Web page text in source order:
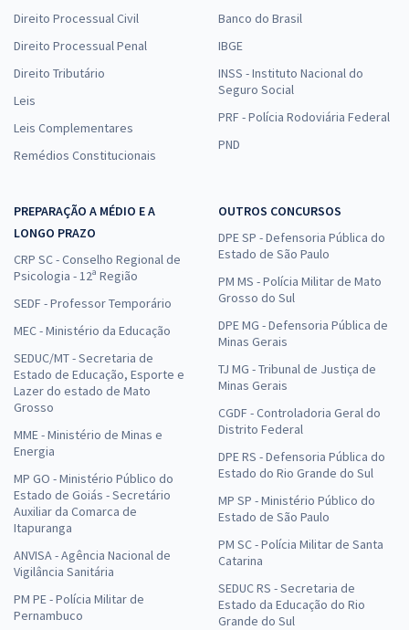
Direito Processual Civil
Direito Processual Penal
Direito Tributário
Leis
Leis Complementares
Remédios Constitucionais
Banco do Brasil
IBGE
INSS - Instituto Nacional do
Seguro Social
PRF - Polícia Rodoviária Federal
PND
PREPARAÇÃO A MÉDIO E A
LONGO PRAZO
CRP SC - Conselho Regional de
Psicologia - 12ª Região
SEDF - Professor Temporário
MEC - Ministério da Educação
SEDUC/MT - Secretaria de
Estado de Educação, Esporte e
Lazer do estado de Mato
Grosso
MME - Ministério de Minas e
Energia
MP GO - Ministério Público do
Estado de Goiás - Secretário
Auxiliar da Comarca de
Itapuranga
ANVISA - Agência Nacional de
Vigilância Sanitária
PM PE - Polícia Militar de
Pernambuco
OUTROS CONCURSOS
DPE SP - Defensoria Pública do
Estado de São Paulo
PM MS - Polícia Militar de Mato
Grosso do Sul
DPE MG - Defensoria Pública de
Minas Gerais
TJ MG - Tribunal de Justiça de
Minas Gerais
CGDF - Controladoria Geral do
Distrito Federal
DPE RS - Defensoria Pública do
Estado do Rio Grande do Sul
MP SP - Ministério Público do
Estado de São Paulo
PM SC - Polícia Militar de Santa
Catarina
SEDUC RS - Secretaria de
Estado da Educação do Rio
Grande do Sul